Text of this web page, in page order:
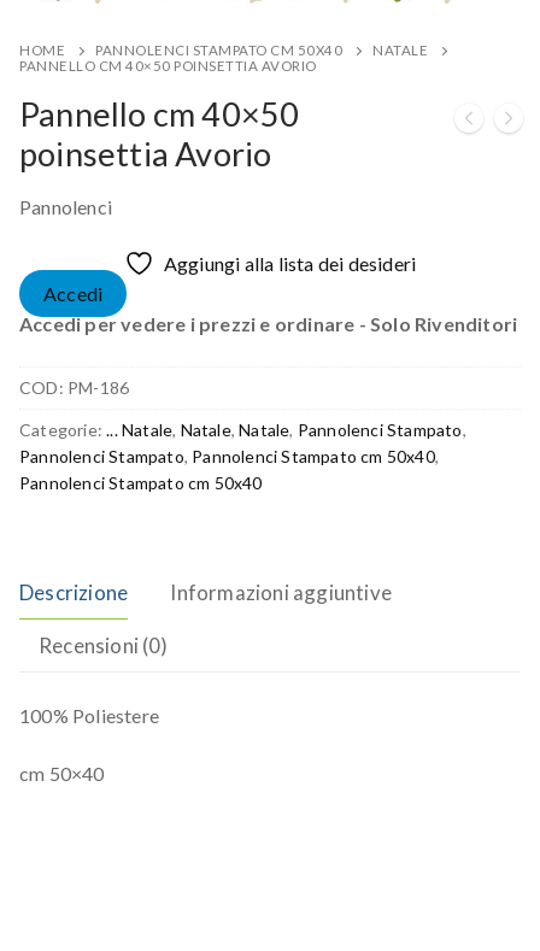
HOME PANNOLENCI STAMPATO CM 50X40
NATALE
PANNELLO CM 40×50 POINSETTIA AVORIO
Pannello cm 40×50
poinsettia Avorio
Pannolenci
Aggiungi alla lista dei desideri
Accedi
Accedi per vedere i prezzi e ordinare - Solo Rivenditori
COD: PM-186
Categorie:... Natale, Natale,Natale, Pannolenci Stampato,
Pannolenci Stampato, Pannolenci Stampato cm 50x40,
Pannolenci Stampato cm 50x40
Descrizione Informazioni aggiuntive
Recensioni (0)
100% Poliestere
cm 50×40